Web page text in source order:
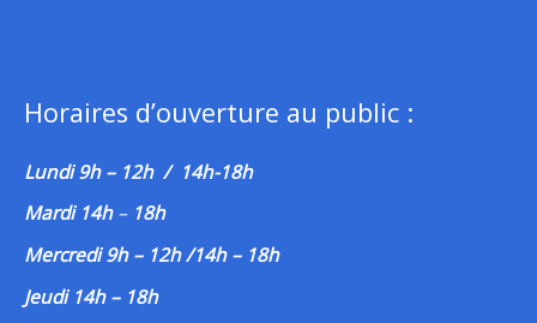
Horaires d’ouverture au public :
Lundi 9h – 12h / 14h-18h
Mardi 14h– 18h
Mercredi 9h – 12h /14h – 18h
Jeudi 14h – 18h